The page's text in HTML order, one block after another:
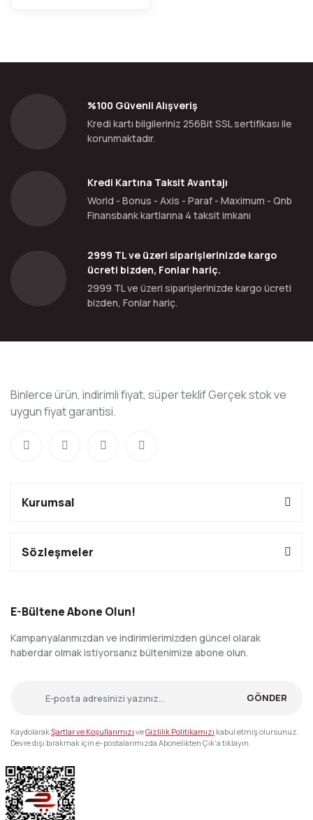
%100 Güvenli Alışveriş
Kredi kartı bilgileriniz 256Bit SSL sertifikası ile
korunmaktadır.
Kredi Kartına Taksit Avantajı
World - Bonus - Axis - Paraf - Maximum - Qnb
Finansbank kartlarına 4 taksit imkanı
2999 TL ve üzeri siparişlerinizde kargo
ücreti bizden, Fonlar hariç.
2999 TL ve üzeri siparişlerinizde kargo ücreti
bizden, Fonlar hariç.
Binlerce ürün, indirimli fiyat, süper teklif Gerçek stok ve
uygun fiyat garantisi.
Kurumsal
Sözleşmeler
E-Bültene Abone Olun!
Kampanyalarımızdan ve indirimlerimizden güncel olarak
haberdar olmak istiyorsanız bültenimize abone olun.
GÖNDER
KaydolarakŞartlar ve Koşullarımızı veGizlilik Politikamızı kabul etmiş olursunuz.
Devre dışı bırakmak için e-postalarımızda Abonelikten Çık'a tıklayın.